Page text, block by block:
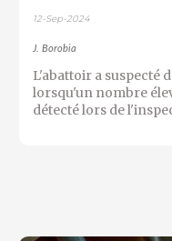
12-Sep-2024
J. Borobia
L'abattoir a suspecté
lorsqu'un nombre
détecté lors de